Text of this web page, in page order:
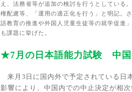
え、法務省等が追加の検討を行うとしている
権配慮等、「運用の適正化を行う」と明記。
語教育の推進や外国人児童生徒等の就学促進
も課題に挙げた。
★7 月の日本語能力試験 中
来月 3 日に国内外で予定されている日
影響により、中国内での中止決定が相次